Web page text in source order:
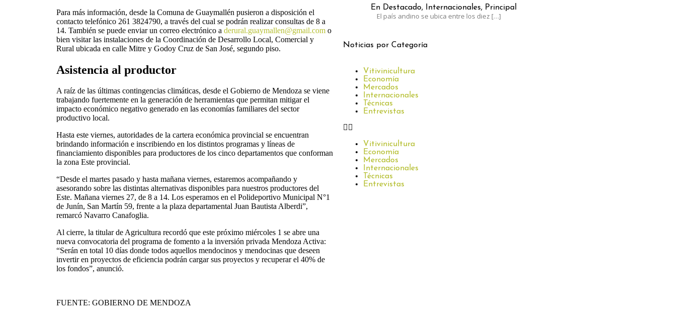
Para más información, desde la Comuna de Guaymallén pusieron a disposición el
contacto telefónico 261 3824790, a través del cual se podrán realizar consultas de 8 a
14. También se puede enviar un correo electrónico a derural.guaymallen@gmail.com o
bien visitar las instalaciones de la Coordinación de Desarrollo Local, Comercial y
Rural ubicada en calle Mitre y Godoy Cruz de San José, segundo piso.
Asistencia al productor
A raíz de las últimas contingencias climáticas, desde el Gobierno de Mendoza se viene
trabajando fuertemente en la generación de herramientas que permitan mitigar el
impacto económico negativo generado en las economías familiares del sector
productivo local.
Hasta este viernes, autoridades de la cartera económica provincial se encuentran
brindando información e inscribiendo en los distintos programas y líneas de
financiamiento disponibles para productores de los cinco departamentos que conforman
la zona Este provincial.
“Desde el martes pasado y hasta mañana viernes, estaremos acompañando y
asesorando sobre las distintas alternativas disponibles para nuestros productores del
Este. Mañana viernes 27, de 8 a 14. Los esperamos en el Polideportivo Municipal N°1
de Junín, San Martín 59, frente a la plaza departamental Juan Bautista Alberdi”,
remarcó Navarro Canafoglia.
Al cierre, la titular de Agricultura recordó que este próximo miércoles 1 se abre una
nueva convocatoria del programa de fomento a la inversión privada Mendoza Activa:
“Serán en total 10 días donde todos aquellos mendocinos y mendocinas que deseen
invertir en proyectos de eficiencia podrán cargar sus proyectos y recuperar el 40% de
los fondos”, anunció.
FUENTE: GOBIERNO DE MENDOZA
En Destacado, Internacionales, Principal
El país andino se ubica entre los diez […]
Noticias por Categoría
Vitivinicultura
Economía
Mercados
Internacionales
Técnicas
Entrevistas
Vitivinicultura
Economía
Mercados
Internacionales
Técnicas
Entrevistas